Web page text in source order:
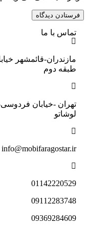
تماس با ما
مازندران-قائمشهر
طبقه دوم
تهران -خیابان
لوشاتو
info@mobifaragostar.ir
01142220529
09112283748
09369284609